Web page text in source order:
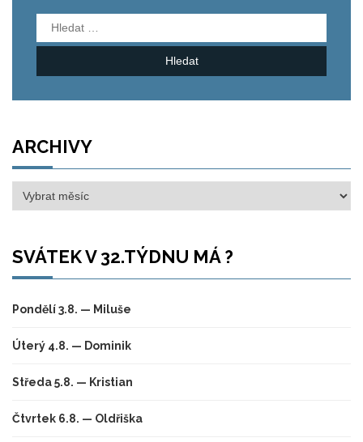
Vyhledávání
ARCHIVY
Archivy
SVÁTEK V 32.TÝDNU MÁ ?
Pondělí 3.8. — Miluše
Úterý 4.8. — Dominik
Středa 5.8. — Kristian
Čtvrtek 6.8. — Oldřiška